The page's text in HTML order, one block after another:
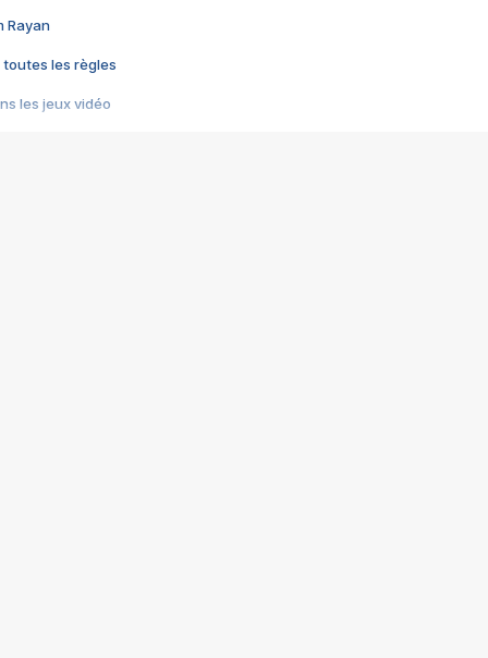
Rayan
toutes les règles
les jeux vidéo